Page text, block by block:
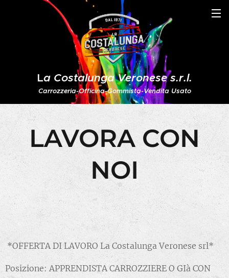
La Costalunga Veronese s.r.l.
Carrozzeria-Officina-Gommista-Vendita Usato
LAVORA CON
NOI
*OFFERTA DI LAVORO La Costalunga Veronese srl*
Posizione: APPRENDISTA CARROZZIERE O GIà CON